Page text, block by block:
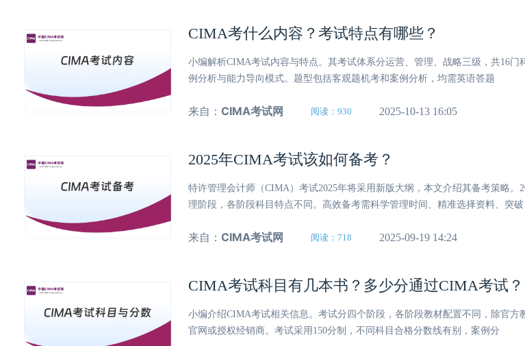
CIMA考什么内容？考试特点有哪些？
小编解析CIMA考试内容与特点。其考试体系分运营、管理、战略三级，共16门
例分析与能力导向模式。题型包括客观题机考和案例分析，均需英语答题
来自： CIMA考试网 阅读：930 2025-10-13 16:05
2025年CIMA考试该如何备考？
特许管理会计师（CIMA）考试2025年将采用新版大纲，本文介绍其备考策略。
理阶段，各阶段科目特点不同。高效备考需科学管理时间、精准选择资料、突破
来自： CIMA考试网 阅读：718 2025-09-19 14:24
CIMA考试科目有几本书？多少分通过CIMA考试？
小编介绍CIMA考试相关信息。考试分四个阶段，各阶段教材配置不同，除官方
官网或授权经销商。考试采用150分制，不同科目合格分数线有别，案例分